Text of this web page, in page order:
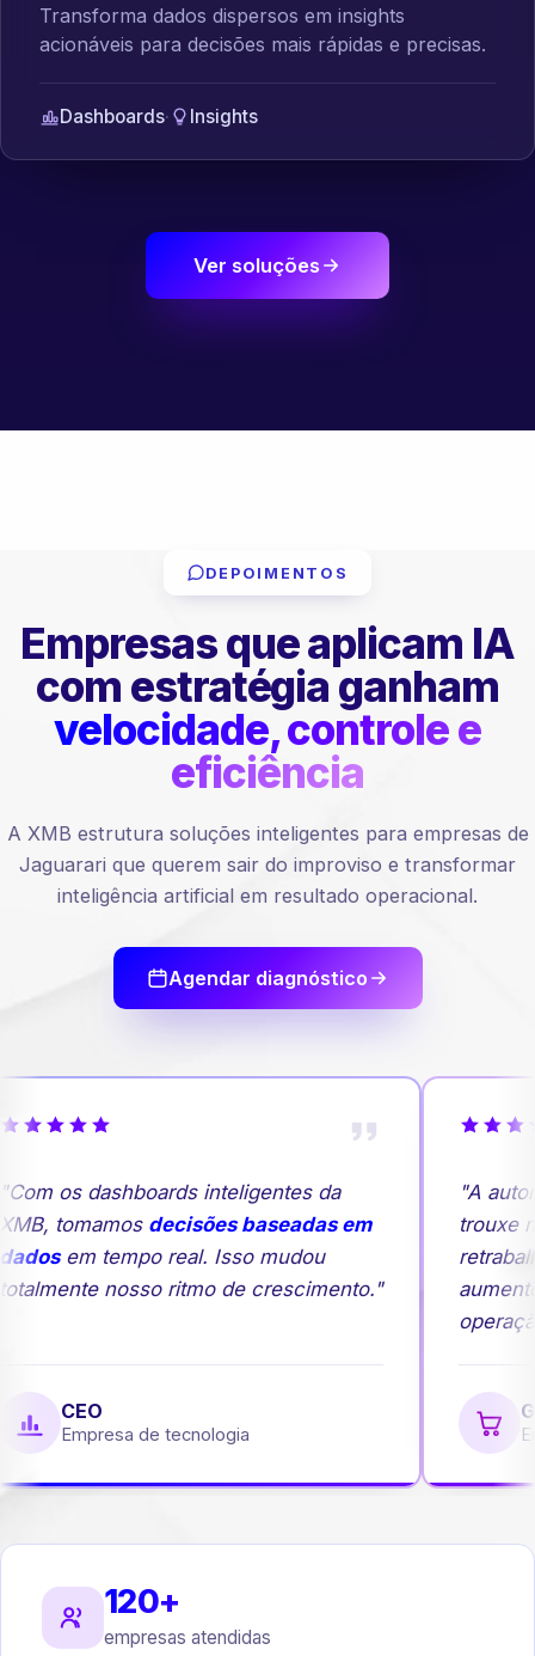
Transforma dados dispersos em insights
acionáveis para decisões mais rápidas e precisas.
Dashboards· Insights
Ver soluções
DEPOIMENTOS
Empresas que aplicam IA
com estratégia ganham
velocidade, controle e
eficiência
A XMB estrutura soluções inteligentes para empresas de
Jaguarari que querem sair do improviso e transformar
inteligência artificial em resultado operacional.
Agendar diagnóstico
os dashboards inteligentes da
tomamosdecisões baseadas em
em tempo real. Isso mudou
nosso ritmo de crescimento."
CEO
Empresa de tecnologia
"A
trouxe
120+
empresas atendidas